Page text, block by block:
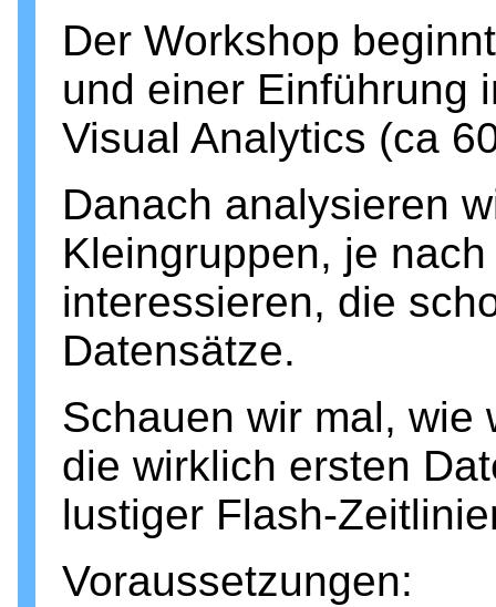
Der Workshop
und einer Einführung
Visual Analytics (ca
Danach analysieren
Kleingruppen, je
interessieren, die
Datensätze.
Schauen wir mal, wie
die wirklich ersten
lustiger Flash-
Voraussetzungen: